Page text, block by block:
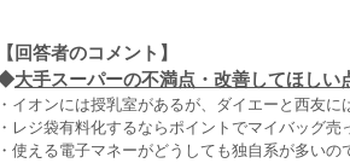
【回答者のコメント】
大手スーパーの不満点・改善してほしい
・イオンには授乳室があるが、ダイエーと西友
・レジ袋有料化するならポイントでマイバッグ
・使える電子マネーがどうしても独自系が多い